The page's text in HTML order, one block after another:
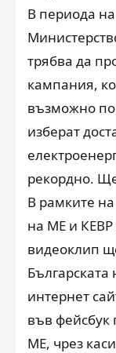
В периода
трябва да
кампания,
възможно
изберат
рекордно.
В рамките
на МЕ и КЕВР
видеоклип
интернет
във фейсбук
МЕ, чрез